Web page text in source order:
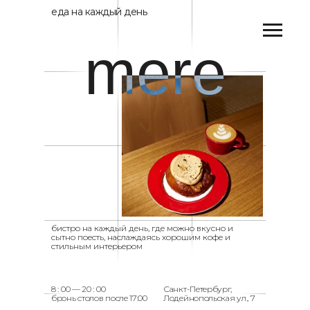
еда на каждый день
8 : 00 — 20 : 00
бронь столов после 17:00
Санкт-Петербург,
Лодейнопольская ул., 7
mere
бистро на каждый день, где можно вкусно и
сытно поесть, наслаждаясь хорошим кофе и
стильным интерьером